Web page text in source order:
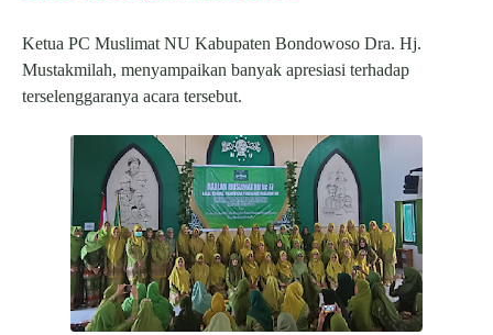
Ketua PC Muslimat NU Kabupaten Bondowoso Dra. Hj.
Mustakmilah, menyampaikan banyak apresiasi terhadap
terselenggaranya acara tersebut.